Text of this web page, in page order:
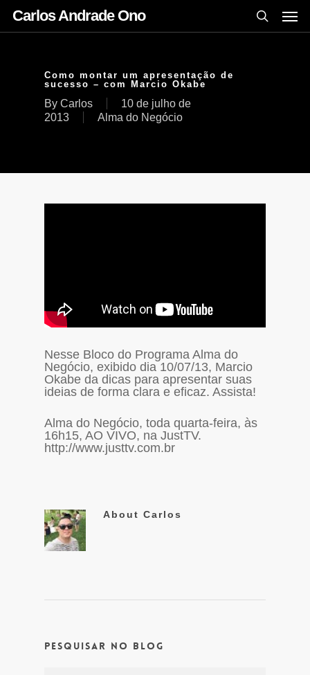
Carlos Andrade Ono
Como montar um apresentação de
sucesso – com Marcio Okabe
By Carlos
10 de julho de
2013
Alma do Negócio
Nesse Bloco do Programa Alma do
Negócio, exibido dia 10/07/13, Marcio
Okabe da dicas para apresentar suas
ideias de forma clara e eficaz. Assista!
Alma do Negócio, toda quarta-feira, às
16h15, AO VIVO, na JustTV.
http://www.justtv.com.br
About Carlos
Pesquisar no Blog